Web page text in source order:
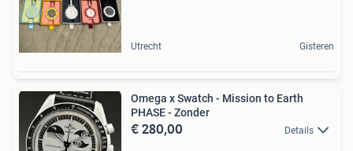
Utrecht Gisteren
Omega x Swatch - Mission to Earth
PHASE - Zonder
€ 280,00 Details